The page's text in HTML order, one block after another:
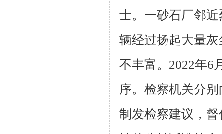
士。一砂石厂邻
辆经过扬起大量
不丰富。2022年6
序。检察机关分
制发检察建议，